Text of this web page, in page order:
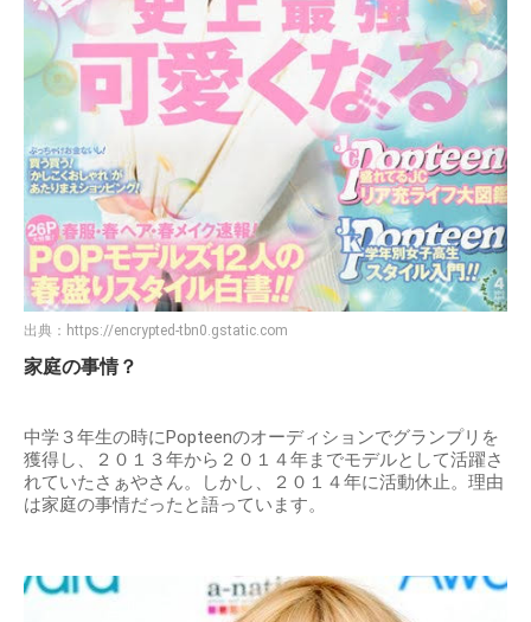
出典： https://encrypted-tbn0.gstatic.com
家庭の事情？
中学３年生の時にPopteenのオーディションでグランプリを
獲得し、２０１３年から２０１４年までモデルとして活躍さ
れていたさぁやさん。しかし、２０１４年に活動休止。理由
は家庭の事情だったと語っています。